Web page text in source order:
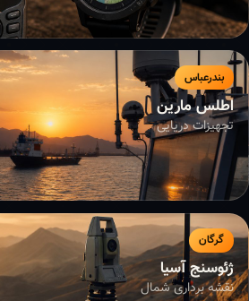
بندرعباس
اطلس مارین
تجهیزات دریایی
گرگان
ژئوسنج آسیا
نقشه برداری شمال